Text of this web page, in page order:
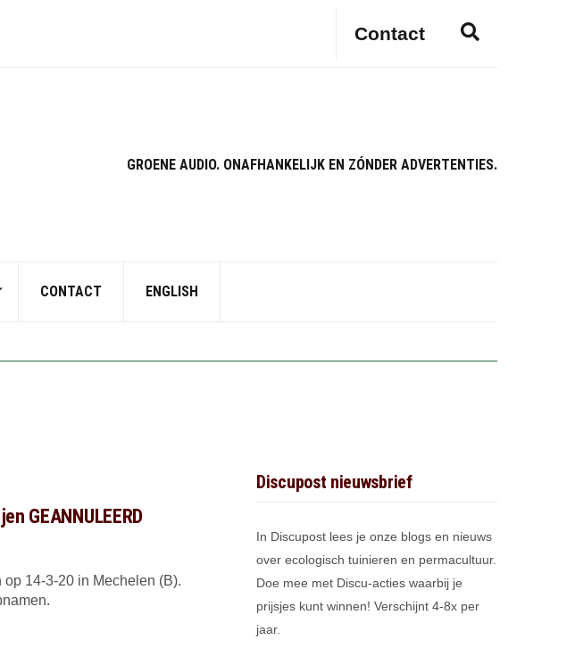
Contact
s
GROENE AUDIO. ONAFHANKELIJK EN ZÓNDER ADVERTENTIES.
CONTACT ENGLISH
4)
GEANNULEERD
14-3-20 in Mechelen (B).
Discupost nieuwsbrief
In Discupost lees je onze blogs en nieuws
over ecologisch tuinieren en permacultuur.
Doe mee met Discu-acties waarbij je
prijsjes kunt winnen! Verschijnt 4-8x per
jaar.